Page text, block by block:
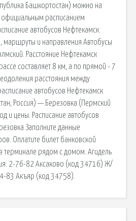
Башкортостан) можно на
официальным расписанием
автобусов Нефтекамск:
маршруты и направления Автобусы
Расстояние Нефтекамск
составляет 8 км, а по прямой - 7
расстояния между
автобусов Нефтекамск
Россия) — Березовка (Пермский
и цены. Расписание автобусов
Заполните данные
Оплатите билет банковской
терминале рядом с домом. Агидель
2-76-82 Аксаково (код 34716) Ж/
83 Акъяр (код 34758).